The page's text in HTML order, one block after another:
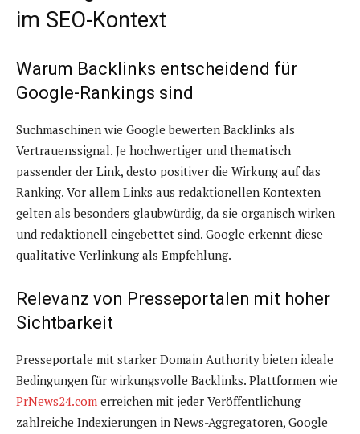
im SEO-Kontext
Warum Backlinks entscheidend für
Google-Rankings sind
Suchmaschinen wie Google bewerten Backlinks als
Vertrauenssignal. Je hochwertiger und thematisch
passender der Link, desto positiver die Wirkung auf das
Ranking. Vor allem Links aus redaktionellen Kontexten
gelten als besonders glaubwürdig, da sie organisch wirken
und redaktionell eingebettet sind. Google erkennt diese
qualitative Verlinkung als Empfehlung.
Relevanz von Presseportalen mit hoher
Sichtbarkeit
Presseportale mit starker Domain Authority bieten ideale
Bedingungen für wirkungsvolle Backlinks. Plattformen wie
PrNews24.com erreichen mit jeder Veröffentlichung
zahlreiche Indexierungen in News-Aggregatoren, Google